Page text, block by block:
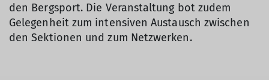
den Bergsport. Die Veranstaltung bot zudem
Gelegenheit zum intensiven Austausch zwischen
den Sektionen und zum Netzwerken.